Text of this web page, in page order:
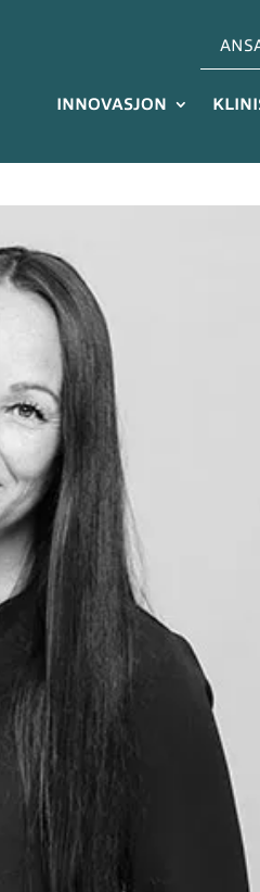
INNOVASJON